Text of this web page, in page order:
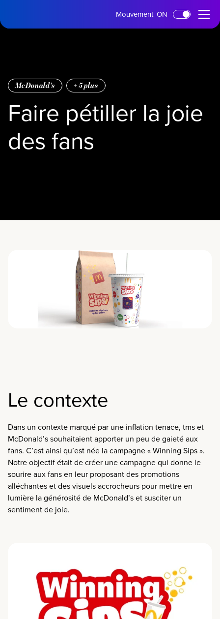
Menu
ouvert
Mouvement ON
Faire pétiller la joie
des fans
McDonald’s +5plus
Le contexte
Dans un contexte marqué par une inflation tenace, tmset
McDonald’ssouhaitaientapporter un peu de gaietéaux
fans. C’est ainsi qu’est née la campagne« Winning Sips».
Notre objectif était de créer une campagne qui donne le
sourire aux fans en leur proposant des promotions
alléchantes et des visuels accrocheurs pour mettre en
lumière la générosité de McDonald’s et susciter un
sentiment de joie.